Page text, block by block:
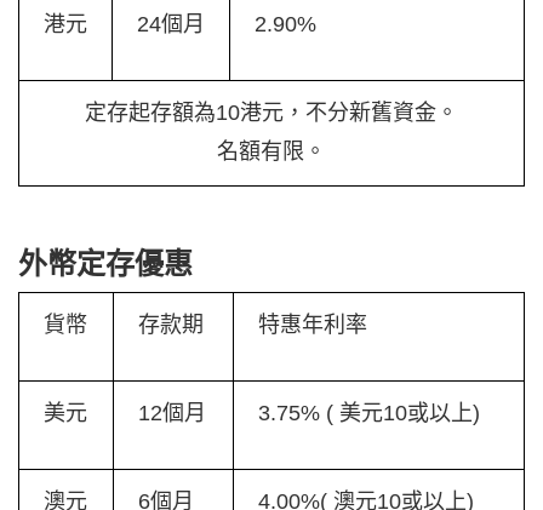
港元 24個月 2.90%
定存起存額為10港元，不分新舊資金。
名額有限。
外幣定存優惠
貨幣 存款期 特惠年利率
美元 12個月 3.75% ( 美元10或以上)
澳元 6個月 4.00%( 澳元10或以上)